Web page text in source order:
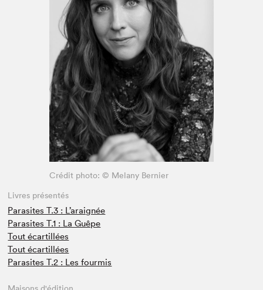
Espace enseignant·e·s
Espace pro
Crédit photo: © Melany Bernier
Livres présentés
Parasites T.3 : L’araignée
Parasites T.1 : La Guêpe
Tout écartillées
Tout écartillées
Parasites T.2 : Les fourmis